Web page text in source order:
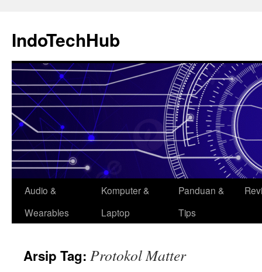
isi
IndoTechHub
Audio &
Wearables
Komputer &
Laptop
Panduan &
Tips
Arsip Tag: Protokol Matter